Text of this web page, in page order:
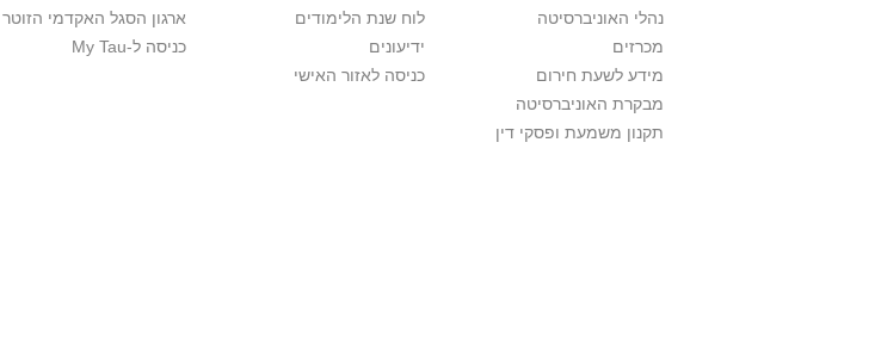
נהלי האוניברסיטה
מכרזים
מידע לשעת חירום
מבקרת האוניברסיטה
תקנון משמעת ופסקי דין
לוח שנת הלימודים
ידיעונים
כניסה לאזור האישי
ארגון הסגל האקדמי הזוטר
כניסה ל-My Tau